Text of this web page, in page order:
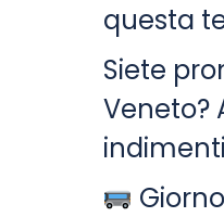
questa
Siete
Veneto?